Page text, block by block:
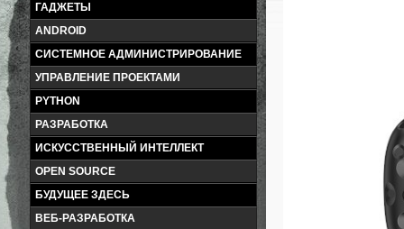
ГАДЖЕТЫ
ANDROID
СИСТЕМНОЕ АДМИНИСТРИРОВАНИЕ
УПРАВЛЕНИЕ ПРОЕКТАМИ
PYTHON
РАЗРАБОТКА
ИСКУССТВЕННЫЙ ИНТЕЛЛЕКТ
OPEN SOURCE
БУДУЩЕЕ ЗДЕСЬ
ВЕБ-РАЗРАБОТКА